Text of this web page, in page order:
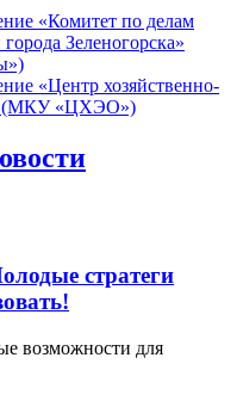
«Комитет по делам
Зеленогорска»
«Центр хозяйственно-
(МКУ «ЦХЭО»)
стратеги
возможности для